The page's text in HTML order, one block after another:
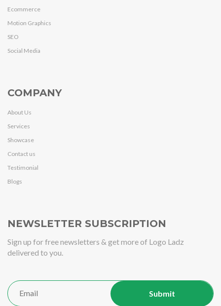
Ecommerce
Motion Graphics
SEO
Social Media
COMPANY
About Us
Services
Showcase
Contact us
Testimonial
Blogs
NEWSLETTER SUBSCRIPTION
Sign up for free newsletters & get more of Logo Ladz
delivered to you.